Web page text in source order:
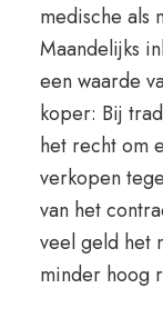
medische als
Maandelijks
een waarde
koper: Bij
het recht om
verkopen
van het
veel geld het
minder hoog